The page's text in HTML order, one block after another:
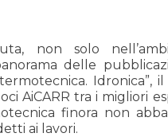
non solo
delle
AiCARR tra i migliori
finora non
ai lavori.